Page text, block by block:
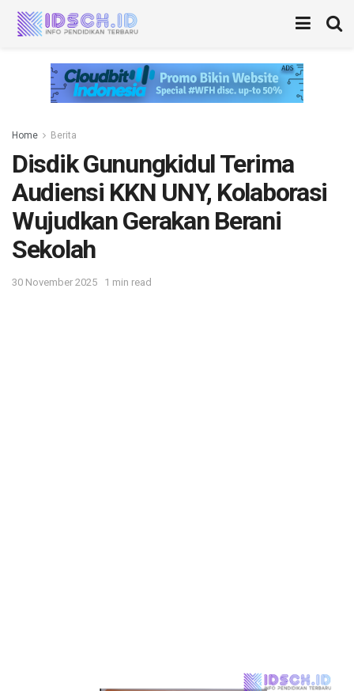
Home Berita
Disdik Gunungkidul Terima
Audiensi KKN UNY, Kolaborasi
Wujudkan Gerakan Berani
Sekolah
30 November 2025 1 min read